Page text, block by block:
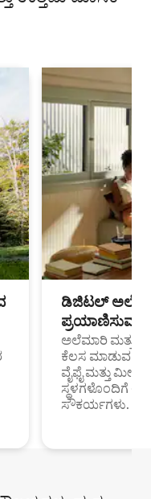
ಡಿಜಿಟಲ್
ಪ್ರಯಾಣಿಸುವ
ಅಲೆಮಾರಿ ಮತ್ತು
ಕೆಲಸ ಮಾಡುವ
ವೈಫೈ ಮತ್ತು
ಸ್ಥಳಗಳೊಂದಿಗೆ
ಸೌಕರ್ಯಗಳು.